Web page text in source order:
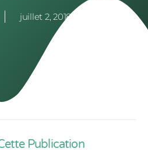
juillet 2, 2018
Publication